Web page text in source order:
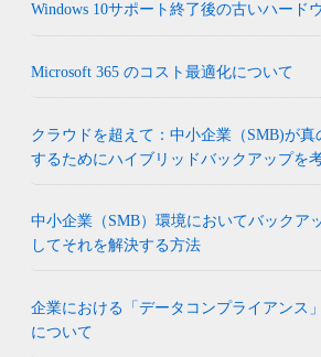
Windows 10サポート終了後の古いハード
Microsoft 365 のコスト最適化について
クラウドを超えて：中小企業（SMB)が真
するためにハイブリッドバックアップを
中小企業（SMB）環境においてバックア
してそれを解決する方法
企業における「データコンプライアンス
について